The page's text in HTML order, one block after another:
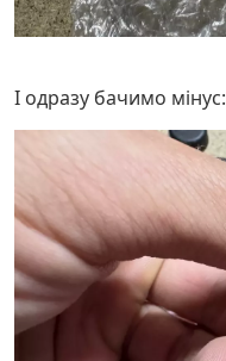
І одразу бачимо мінус: